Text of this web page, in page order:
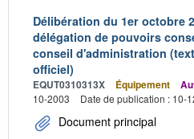
Délibération du 1er octobre
délégation de pouvoirs
conseil d'administration
officiel)
EQUT0310313X Équipement
10-2003
Date de publication : 10-
Document principal